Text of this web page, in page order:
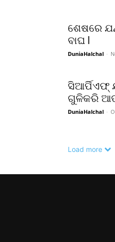
ଶେଷରେ
ବାଘ l
DuniaHalchal -
ସିଆର୍ପିଏଫ୍
ଗୁଳିକରି
DuniaHalchal -
Load more